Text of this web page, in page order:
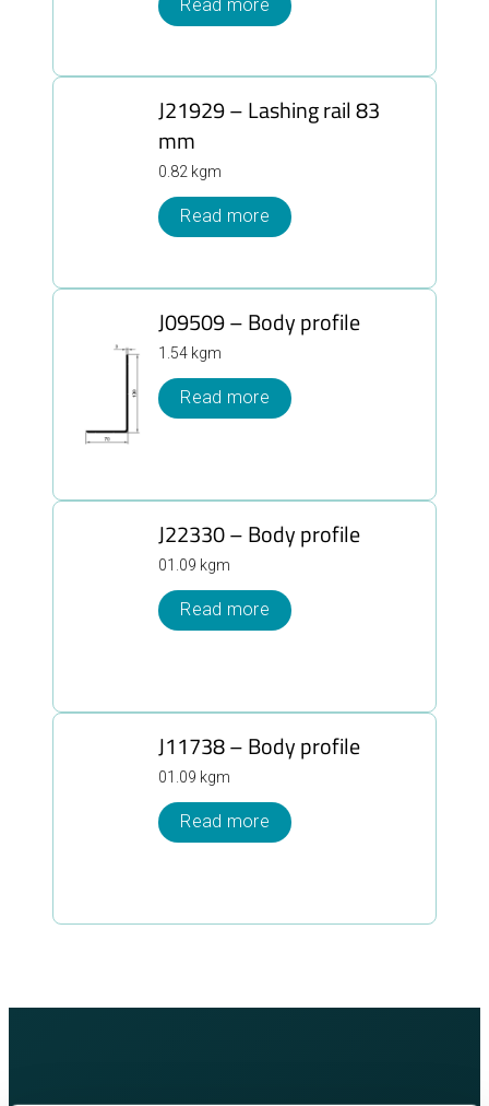
Read more
J21929 – Lashing rail 83
mm
0.82 kgm
Read more
J09509 – Body profile
1.54 kgm
Read more
J22330 – Body profile
01.09 kgm
Read more
J11738 – Body profile
01.09 kgm
Read more